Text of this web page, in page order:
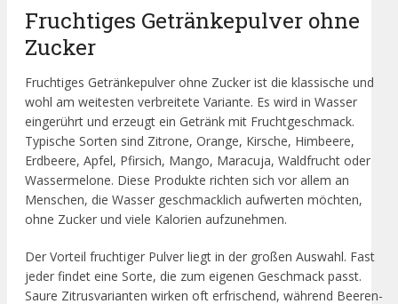
Fruchtiges Getränkepulver ohne
Zucker
Fruchtiges Getränkepulver ohne Zucker ist die klassische und
wohl am weitesten verbreitete Variante. Es wird in Wasser
eingerührt und erzeugt ein Getränk mit Fruchtgeschmack.
Typische Sorten sind Zitrone, Orange, Kirsche, Himbeere,
Erdbeere, Apfel, Pfirsich, Mango, Maracuja, Waldfrucht oder
Wassermelone. Diese Produkte richten sich vor allem an
Menschen, die Wasser geschmacklich aufwerten möchten,
ohne Zucker und viele Kalorien aufzunehmen.
Der Vorteil fruchtiger Pulver liegt in der großen Auswahl. Fast
jeder findet eine Sorte, die zum eigenen Geschmack passt.
Saure Zitrusvarianten wirken oft erfrischend, während Beeren-